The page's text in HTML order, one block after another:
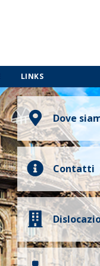
LINKS
Dove
Contatti